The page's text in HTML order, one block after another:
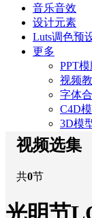
音乐音效
设计元素
Luts调色预
更多
PPT模
视频
字体
C4D
3D模
视频选集
共0节